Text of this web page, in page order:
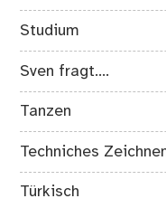
Studium
Sven fragt….
Tanzen
Techniches
Türkisch